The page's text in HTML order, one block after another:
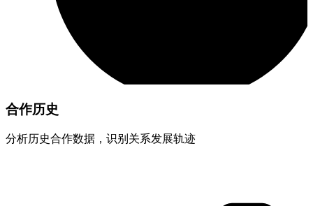
合作历史
分析历史合作数据，识别关系发展轨迹